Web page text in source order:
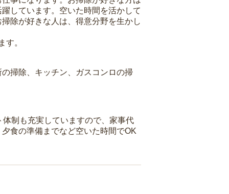
しています。空いた時間を活かして
除が好きな人は、得意分野を生かし
す。
掃除、キッチン、ガスコンロの掃
制も充実していますので、家事代
食の準備までなど空いた時間でOK